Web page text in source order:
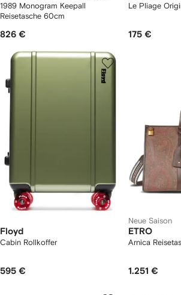
1989 Monogram Keepall
Reisetasche 60cm
826 €
Le Pliage
175 €
Floyd
Cabin Rollkoffer
595 €
Neue Saison
ETRO
Arnica
1.251 €